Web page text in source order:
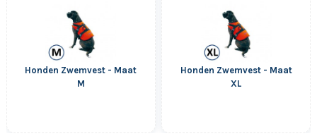
Honden Zwemvest - Maat
M
Honden Zwemvest - Maat
XL